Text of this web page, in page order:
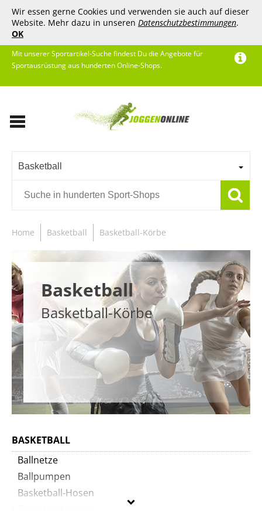
Wir essen gerne Cookies und verwenden sie auch auf dieser
Website. Mehr dazu in unseren Datenschutzbestimmungen.
OK
Mit unserer Sportartikel-Suche findest Du die Angebote für
Sportausrüstung aus hunderten Online-Shops.
Basketball
Home Basketball Basketball-Körbe
Basketball
Basketball-Körbe
BASKETBALL
Ballnetze
Ballpumpen
Basketball-Hosen